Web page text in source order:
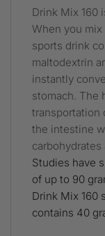
Drink Mix 160
When you mix
sports drink
maltodextrin
instantly
stomach. The
transportation
the intestine
carbohydrates
Studies have
of up to 90
Drink Mix 160
contains 40